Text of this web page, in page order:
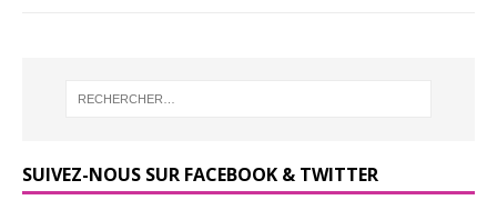
SUIVEZ-NOUS SUR FACEBOOK & TWITTER